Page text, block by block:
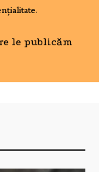
.
le publicăm